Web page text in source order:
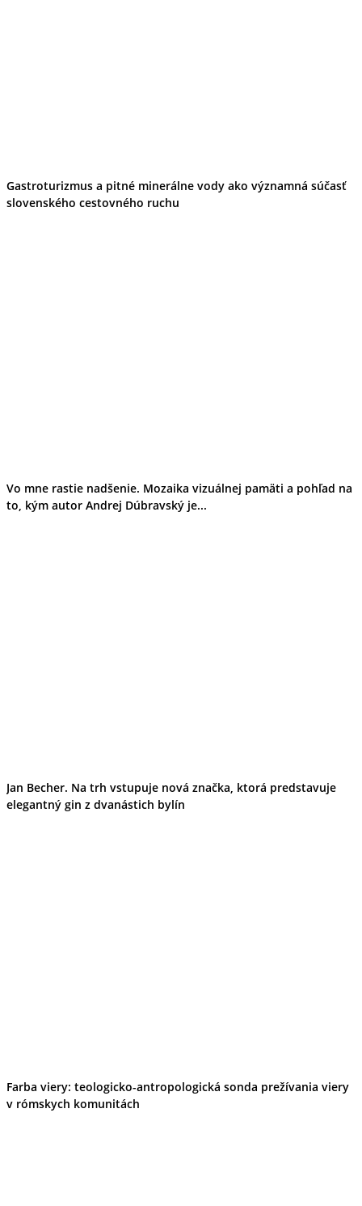
Gastroturizmus a pitné minerálne vody ako významná súčasť
slovenského cestovného ruchu
Vo mne rastie nadšenie. Mozaika vizuálnej pamäti a pohľad na
to, kým autor Andrej Dúbravský je...
Jan Becher. Na trh vstupuje nová značka, ktorá predstavuje
elegantný gin z dvanástich bylín
Farba viery: teologicko-antropologická sonda prežívania viery
v rómskych komunitách